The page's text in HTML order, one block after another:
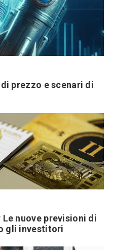
prezzo e scenari di
nuove previsioni di
gli investitori